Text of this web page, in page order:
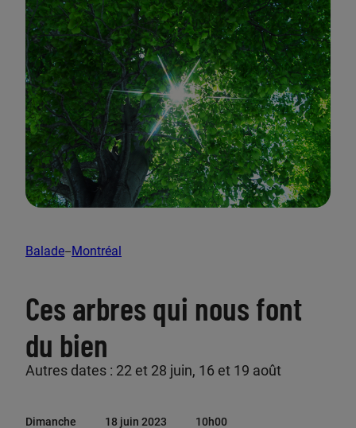
Événements passés
À propos
Location de salles
Nous joindre
Je fais un don
Abonnez-vous à notre infolettre pour ne rien
Balade–Montréal
Ces arbres qui nous font
du bien
Autres dates : 22 et 28 juin, 16 et 19 août
Dimanche 18 juin 2023 10h00